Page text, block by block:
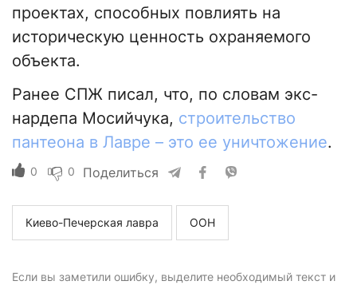
проектах, способных повлиять на
историческую ценность охраняемого
объекта.
Ранее СПЖ писал, что, по словам экс-
нардепа Мосийчука, строительство
пантеона в Лавре – это ее уничтожение.
0 0 Поделиться
Киево-Печерская лавра ООН
Если вы заметили ошибку, выделите необходимый текст и